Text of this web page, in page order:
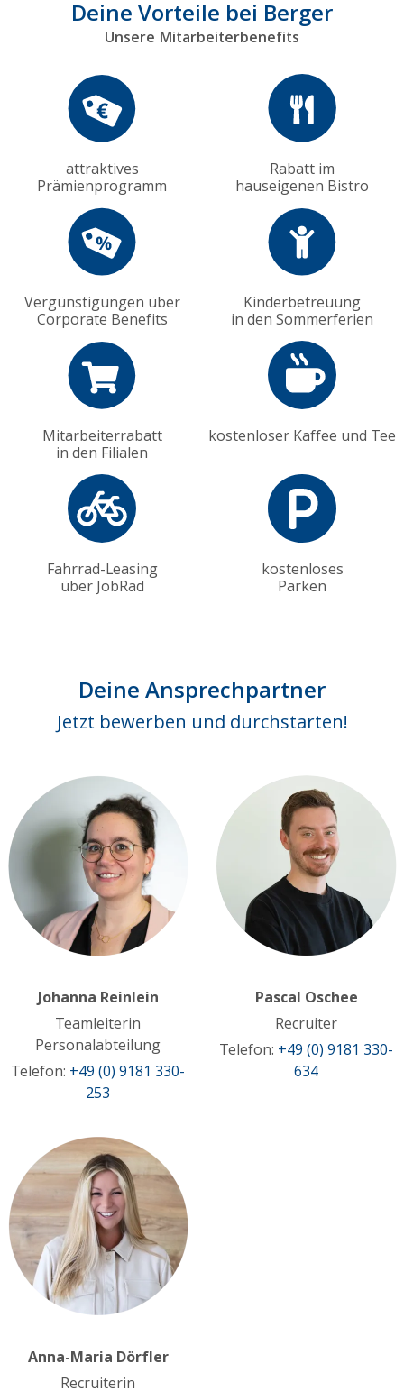
Deine Vorteile bei Berger
Unsere Mitarbeiterbenefits
attraktives
Prämienprogramm
Rabatt im
hauseigenen Bistro
Vergünstigungen über
Corporate Benefits
Kinderbetreuung
in den Sommerferien
Mitarbeiterrabatt
in den Filialen
kostenloser Kaffee und Tee
Fahrrad-Leasing
über JobRad
kostenloses
Parken
Deine Ansprechpartner
Jetzt bewerben und durchstarten!
Johanna Reinlein
Teamleiterin
Personalabteilung
Telefon: +49 (0) 9181 330-
253
Pascal Oschee
Recruiter
Telefon: +49 (0) 9181 330-
634
Anna-Maria Dörfler
Recruiterin